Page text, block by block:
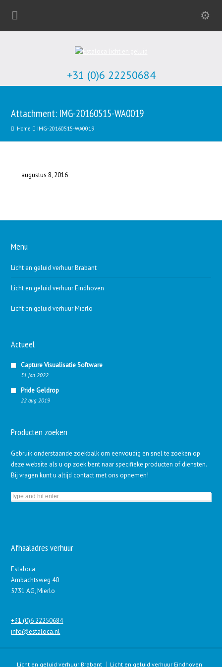
+31 (0)6 22250684
Attachment: IMG-20160515-WA0019
Home IMG-20160515-WA0019
augustus 8, 2016
Menu
Licht en geluid verhuur Brabant
Licht en geluid verhuur Eindhoven
Licht en geluid verhuur Mierlo
Actueel
Capture Visualisatie Software
31 jan 2022
Pride Geldrop
22 aug 2019
Producten zoeken
Gebruik onderstaande zoekbalk om eenvoudig en snel te zoeken op
deze website als u op zoek bent naar specifieke producten of diensten.
Bij vragen kunt u altijd contact met ons opnemen!
Afhaaladres verhuur
Estaloca
Ambachtsweg 40
5731 AG, Mierlo
+31 (0)6 22250684
info@estaloca.nl
Licht en geluid verhuur Brabant Licht en geluid verhuur Eindhoven